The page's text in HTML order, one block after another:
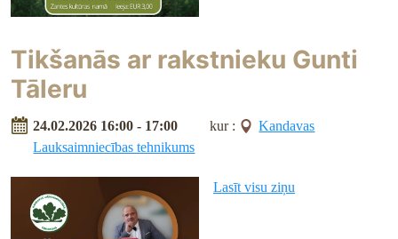
Tikšanās ar rakstnieku Gunti
Tāleru
24.02.2026 16:00 - 17:00 kur :
Kandavas
Lauksaimniecības tehnikums
Lasīt visu ziņu